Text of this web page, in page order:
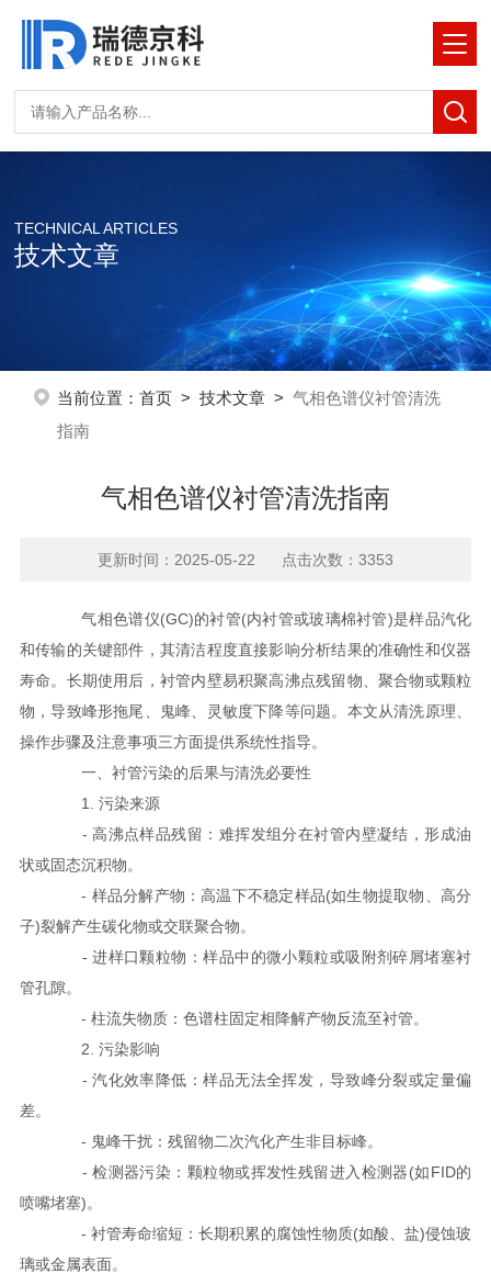
TECHNICAL ARTICLES
技术文章
当前位置： 首页> 技术文章> 气相色谱仪衬管清洗
指南
气相色谱仪衬管清洗指南
更新时间：2025-05-22 点击次数：3353
气相色谱仪(GC)的衬管(内衬管或玻璃棉衬管)是样品汽化
和传输的关键部件，其清洁程度直接影响分析结果的准确性和仪器
寿命。长期使用后，衬管内壁易积聚高沸点残留物、聚合物或颗粒
物，导致峰形拖尾、鬼峰、灵敏度下降等问题。本文从清洗原理、
操作步骤及注意事项三方面提供系统性指导。
一、衬管污染的后果与清洗必要性
1. 污染来源
- 高沸点样品残留：难挥发组分在衬管内壁凝结，形成油
状或固态沉积物。
- 样品分解产物：高温下不稳定样品(如生物提取物、高分
子)裂解产生碳化物或交联聚合物。
- 进样口颗粒物：样品中的微小颗粒或吸附剂碎屑堵塞衬
管孔隙。
- 柱流失物质：色谱柱固定相降解产物反流至衬管。
2. 污染影响
- 汽化效率降低：样品无法全挥发，导致峰分裂或定量偏
差。
- 鬼峰干扰：残留物二次汽化产生非目标峰。
- 检测器污染：颗粒物或挥发性残留进入检测器(如FID的
喷嘴堵塞)。
- 衬管寿命缩短：长期积累的腐蚀性物质(如酸、盐)侵蚀玻
璃或金属表面。